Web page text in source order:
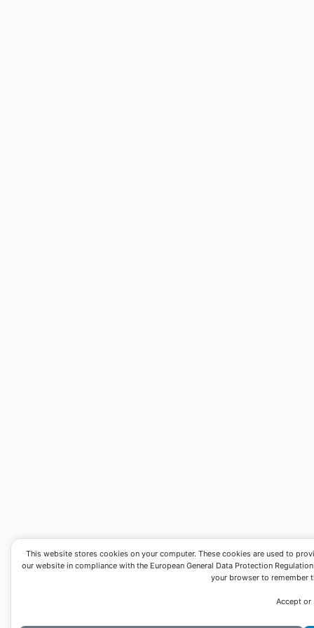
This website stores cookies on your computer. These cookies are used to
our website in compliance with the European General Data Protection
your browser to remember
Accept or